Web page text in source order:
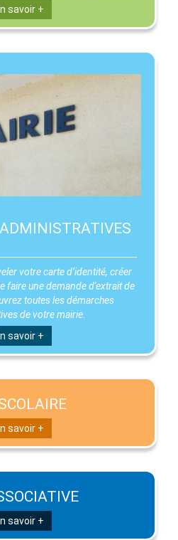
savoir +
votre carte d’identité, créer
faire une demande d'extrait de
toutes les démarches
de votre mairie.
savoir +
savoir +
savoir +